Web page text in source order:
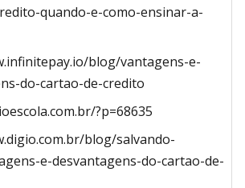
quando-e-como-ensinar-a-
blog/vantagens-e-
do-cartao-de-credito
?p=68635
blog/salvando-
e-desvantagens-do-cartao-de-